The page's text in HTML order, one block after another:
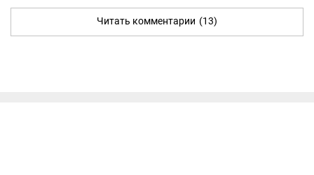
Читать комментарии (13)